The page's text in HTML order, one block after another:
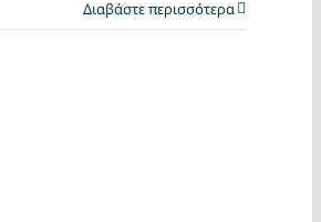
Διαβάστε περισσότερα